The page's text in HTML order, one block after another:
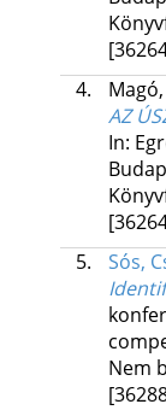
4.
AZ
In:
5.
Sós,
Nem